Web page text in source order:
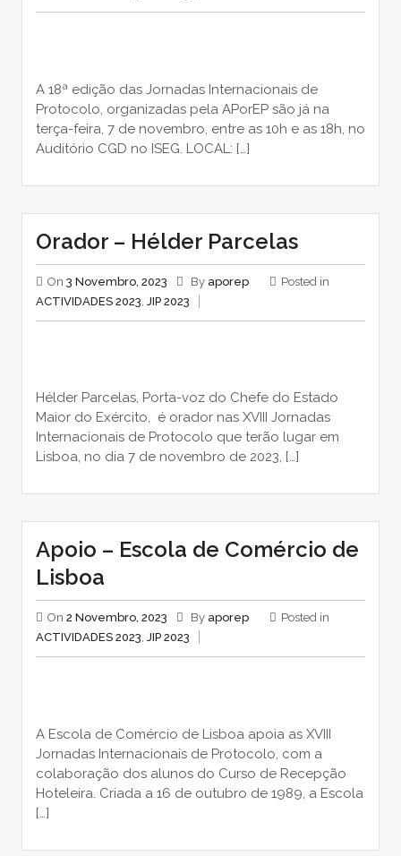
A 18ª edição das Jornadas Internacionais de
Protocolo, organizadas pela APorEP são já na
terça-feira, 7 de novembro, entre as 10h e as 18h, no
Auditório CGD no ISEG. LOCAL: […]
Orador – Hélder Parcelas
On 3 Novembro, 2023 By aporep
Posted in
ACTIVIDADES 2023 JIP 2023
Hélder Parcelas, Porta-voz do Chefe do Estado
Maior do Exército, é orador nas XVIII Jornadas
Internacionais de Protocolo que terão lugar em
Lisboa, no dia 7 de novembro de 2023, […]
Apoio – Escola de Comércio de
Lisboa
On 2 Novembro, 2023 By aporep
Posted in
ACTIVIDADES 2023, JIP 2023
A Escola de Comércio de Lisboa apoia as XVIII
Jornadas Internacionais de Protocolo, com a
colaboração dos alunos do Curso de Recepção
Hoteleira. Criada a 16 de outubro de 1989, a Escola
[…]